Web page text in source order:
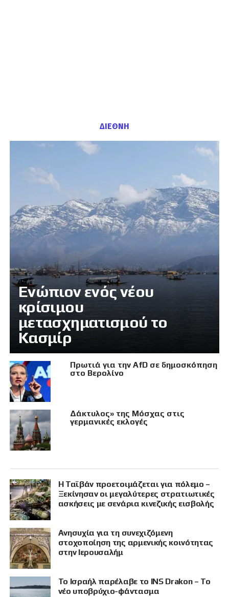
ΔΙΕΘΝΗ
Eνώπιον ενός νέου
κρίσιμου
μετασχηματισμού το
Κασμίρ
Πρωτιά για την AfD σε δημοσκόπηση
στο Βερολίνο
Δάκτυλος» της Μόσχας στις
γερμανικές εκλογές
Η Ταϊβάν προετοιμάζεται για πόλεμο –
Ξεκίνησαν οι μεγαλύτερες στρατιωτικές
ασκήσεις με σενάρια κινεζικής εισβολής
Ανησυχία για τη συνεχιζόμενη
στοχοποίηση της αρμενικής κοινότητας
στην Ιερουσαλήμ
Το Ισραήλ παρέλαβε το INS Drakon – Το
νέο υποβρύχιο-φάντασμα